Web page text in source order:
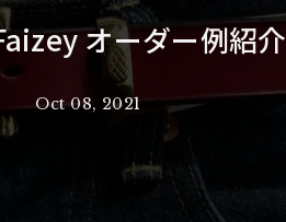
オーダー例紹介
Oct 08, 2021